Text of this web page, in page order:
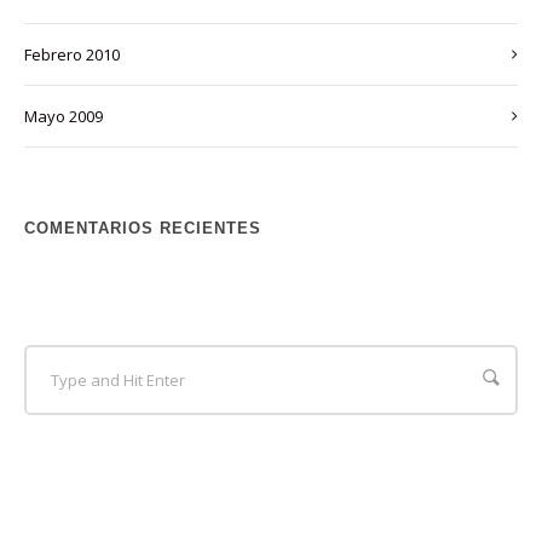
febrero 2010
mayo 2009
COMENTARIOS RECIENTES